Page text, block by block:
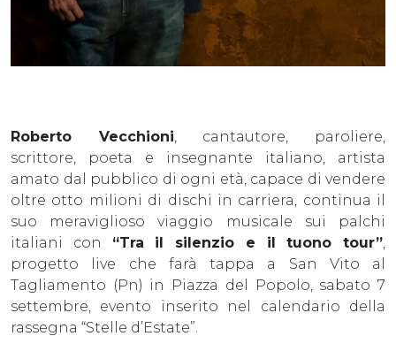
Roberto Vecchioni , cantautore, paroliere,
scrittore, poeta e insegnante italiano, artista
amato dal pubblico di ogni età, capace di vendere
oltre otto milioni di dischi in carriera, continua il
suo meraviglioso viaggio musicale sui palchi
italiani con “Tra il silenzio e il tuono tour”
progetto live che farà tappa a San Vito al
Tagliamento (Pn) in Piazza del Popolo, sabato 7
settembre, evento inserito nel calendario della
rassegna “Stelle d’Estate”.